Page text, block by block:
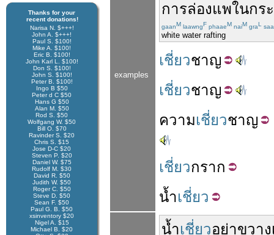
Thanks for your
recent donations!
Narisa N. $+++!
John A. $+++!
Paul S. $100!
Mike A. $100!
Eric B. $100!
John Karl L. $100!
Don S. $100!
John S. $100!
Peter B. $100!
Ingo B $50
Peter d C $50
Hans G $50
Alan M. $50
Rod S. $50
Wolfgang W. $50
Bill O. $70
Ravinder S. $20
Chris S. $15
Jose D-C $20
Steven P. $20
Daniel W. $75
Rudolf M. $30
David R. $50
Judith W. $50
Roger C. $50
Steve D. $50
Sean F. $50
Paul G. B. $50
xsinventory $20
Nigel A. $15
Michael B. $20
examples
การล่องแพในกร
gaanM laawngF phaaeM naiM graL
white water rafting
เชี่ยวชาญ
เชี่ยวชาญ
ความเชี่ยวชาญ
เชี่ยวกราก
น้ำเชี่ยว
น้ำเชี่ยวอย่าขวาง